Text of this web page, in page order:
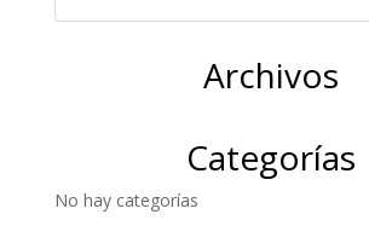
Archivos
Categorías
No hay categorías